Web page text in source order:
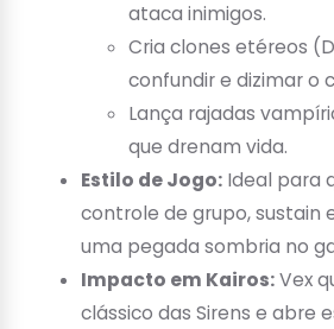
ataca inimigos.
Cria clones etéreos
confundir e dizimar o
Lança rajadas
que drenam vida.
Estilo de Jogo: Ideal para
controle de grupo, sustain
uma pegada sombria no
Impacto em Kairos:Vex
clássico das Sirens e abre